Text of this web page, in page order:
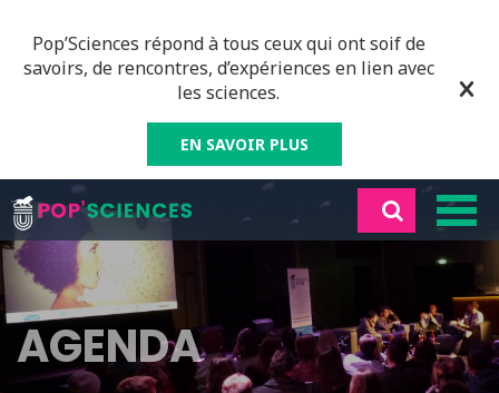
Pop’Sciences répond à tous ceux qui ont soif de
savoirs, de rencontres, d’expériences en lien avec
les sciences.
EN SAVOIR PLUS
AGENDA